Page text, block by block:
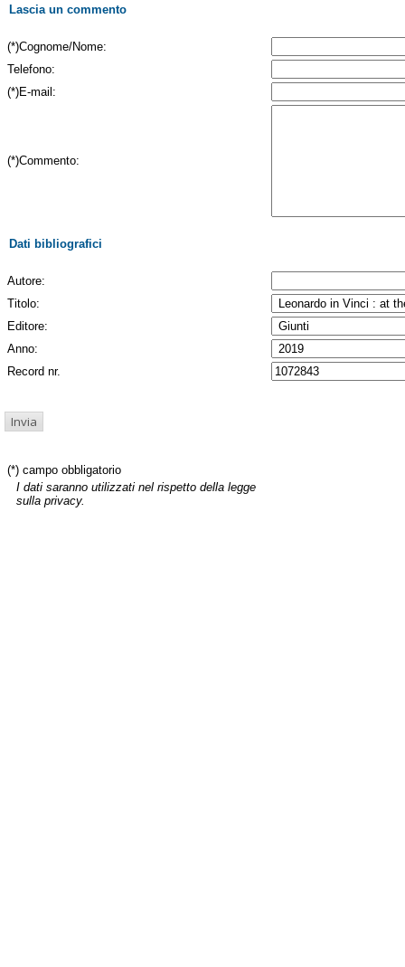
Lascia un commento
(*)Cognome/Nome:
Telefono:
(*)E-mail:
(*)Commento:
Dati bibliografici
Autore:
Titolo:
Editore:
Anno:
Record nr.
(*) campo obbligatorio
I dati saranno utilizzati nel rispetto della legge
sulla privacy.